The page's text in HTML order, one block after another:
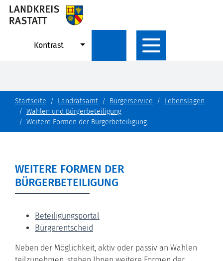
Kontrast
Startseite Landratsamt Bürgerservice
Lebenslagen
Wahlen und Bürgerbeteiligung
Weitere Formen der Bürgerbeteiligung
WEITERE FORMEN DER
BÜRGERBETEILIGUNG
Beteiligungsportal
Bürgerentscheid
Neben der Möglichkeit, aktiv oder passiv an Wahlen